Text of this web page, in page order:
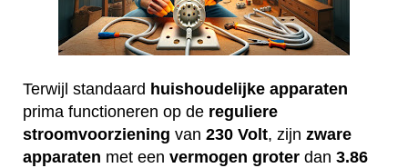
Terwijl standaard huishoudelijke apparaten
prima functioneren op de reguliere
stroomvoorziening van 230 Volt, zijn zware
apparaten met een vermogen groter dan 3.86